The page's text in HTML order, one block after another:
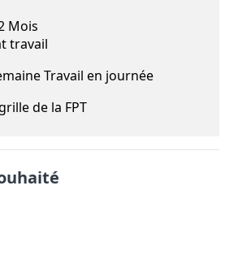
Mois
travail
Travail en journée
de la FPT